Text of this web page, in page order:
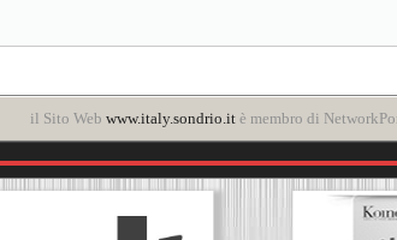
il Sito Web www.italy.sondrio.itè membro di